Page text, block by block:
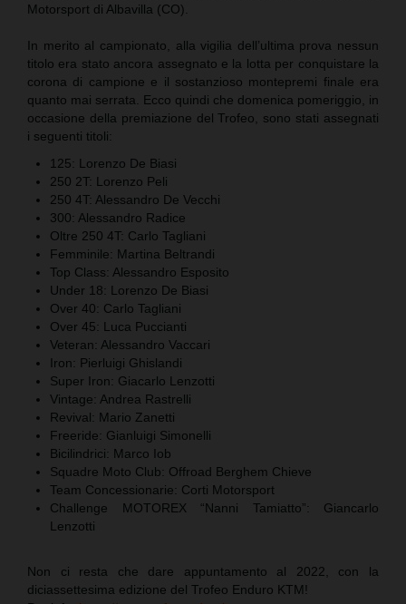
Motorsport di Albavilla (CO).
In merito al campionato, alla vigilia dell’ultima prova nessun
titolo era stato ancora assegnato e la lotta per conquistare la
corona di campione e il sostanzioso montepremi finale era
quanto mai serrata. Ecco quindi che domenica pomeriggio, in
occasione della premiazione del Trofeo, sono stati assegnati
i seguenti titoli:
125: Lorenzo De Biasi
250 2T: Lorenzo Peli
250 4T: Alessandro De Vecchi
300: Alessandro Radice
Oltre 250 4T: Carlo Tagliani
Femminile: Martina Beltrandi
Top Class: Alessandro Esposito
Under 18: Lorenzo De Biasi
Over 40: Carlo Tagliani
Over 45: Luca Puccianti
Veteran: Alessandro Vaccari
Iron: Pierluigi Ghislandi
Super Iron: Giacarlo Lenzotti
Vintage: Andrea Rastrelli
Revival: Mario Zanetti
Freeride: Gianluigi Simonelli
Bicilindrici: Marco Iob
Squadre Moto Club: Offroad Berghem Chieve
Team Concessionarie: Corti Motorsport
Challenge MOTOREX “Nanni Tamiatto”: Giancarlo
Lenzotti
Non ci resta che dare appuntamento al 2022, con la
diciassettesima edizione del Trofeo Enduro KTM!